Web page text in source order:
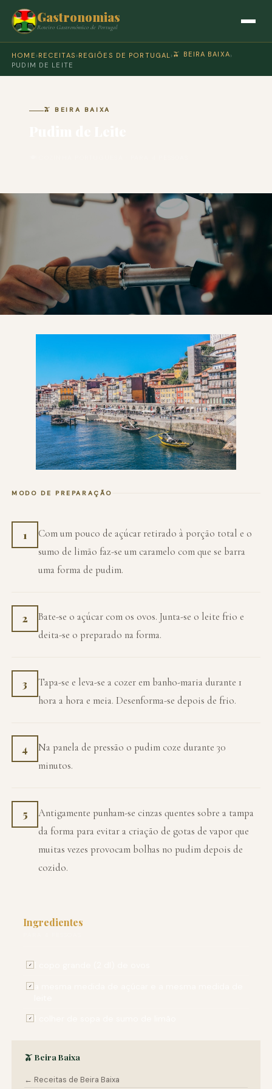
Gastronomias
Roteiro Gastronómico de Portugal
HOME › RECEITAS › REGIÕES DE PORTUGAL › 🫒 BEIRA BAIXA›
PUDIM DE LEITE
🫒 BEIRA BAIXA
MODO DE PREPARAÇÃO
1
Com um pouco de açúcar retirado à porção total e o
sumo de limão faz-se um caramelo com que se barra
uma forma de pudim.
2
Bate-se o açúcar com os ovos. Junta-se o leite frio e
deita-se o preparado na forma.
3
Tapa-se e leva-se a cozer em banho-maria durante 1
hora a hora e meia. Desenforma-se depois de frio.
4
Na panela de pressão o pudim coze durante 30
minutos.
5
Antigamente punham-se cinzas quentes sobre a tampa
da forma para evitar a criação de gotas de vapor que
muitas vezes provocam bolhas no pudim depois de
cozido.
Ingredientes
✓
✓
✓
🫒 Beira Baixa
← Receitas de Beira Baixa